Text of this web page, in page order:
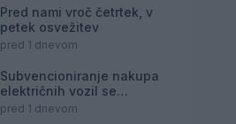
policije
Pred nami vroč četrtek, v
petek osvežitev
pred 1 dnevom
Subvencioniranje nakupa
električnih vozil se
zaključuje
pred 1 dnevom